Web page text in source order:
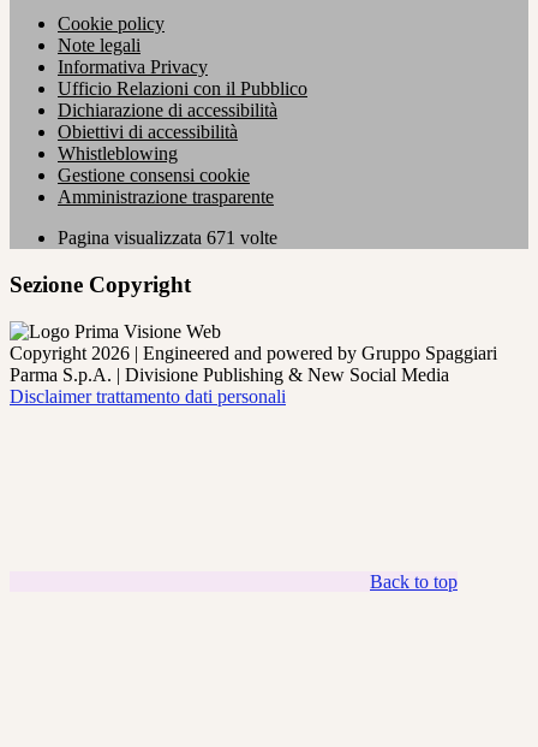
Cookie policy
Note legali
Informativa Privacy
Ufficio Relazioni con il Pubblico
Dichiarazione di accessibilità
Obiettivi di accessibilità
Whistleblowing
Gestione consensi cookie
Amministrazione trasparente
Pagina visualizzata 671 volte
Sezione Copyright
Copyright 2026 | Engineered and powered by Gruppo Spaggiari
Parma S.p.A. | Divisione Publishing & New Social Media
Disclaimer trattamento dati personali
Back to top